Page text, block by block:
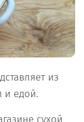
из
и едой.
сухой